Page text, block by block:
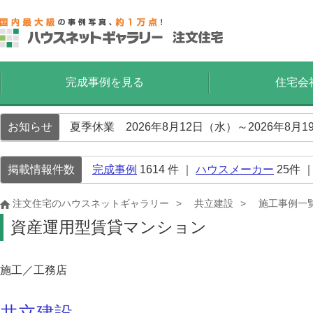
完成事例を見る 住宅会
お知らせ 夏季休業 2026年8月12日（水）～2026年8月
掲載情報件数 完成事例 1614 件 ｜ ハウスメーカー 25件
注文住宅のハウスネットギャラリー 共立建設 施工事例一
資産運用型賃貸マンション
施工／工務店